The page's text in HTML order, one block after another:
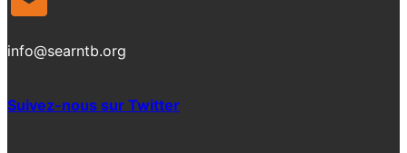
info@searntb.org
Suivez-nous sur Twitter